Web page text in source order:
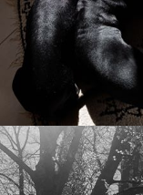
stellaharasek